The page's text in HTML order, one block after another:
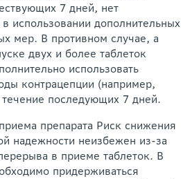
7 дней, нет
использовании дополнительных
мер. В противном случае, а
двух и более таблеток
использовать
контрацепции (например,
течение последующих 7 дней.
препарата Риск снижения
надежности неизбежен из-за
в приеме таблеток. В
придерживаться